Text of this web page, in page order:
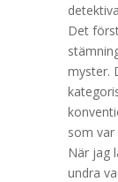
Det
myster.
som var
När jag
undra